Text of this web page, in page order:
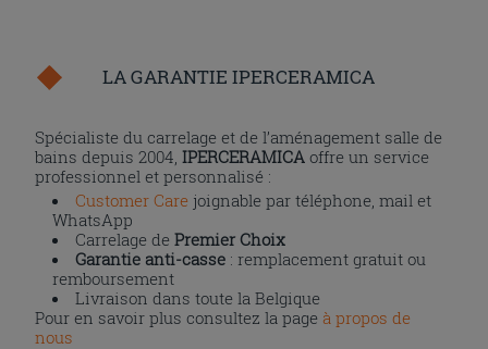
LA GARANTIE IPERCERAMICA
Spécialiste du carrelage et de l’aménagement salle de
bains depuis 2004,IPERCERAMICA offre un service
professionnel et personnalisé :
Customer Care joignable par téléphone, mail et
WhatsApp
Carrelage dePremier Choix
Garantie anti-casse : remplacement gratuit ou
remboursement
Livraison dans toute la Belgique
Pour en savoir plus consultez la page à propos de
nous